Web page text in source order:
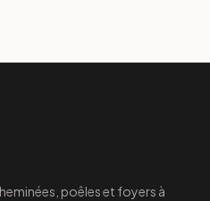
poêles et foyers à